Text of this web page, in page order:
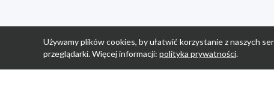
Używamy plików cookies, by ułatwić korzystanie z naszych
przeglądarki. Więcej informacji: polityka prywatności.